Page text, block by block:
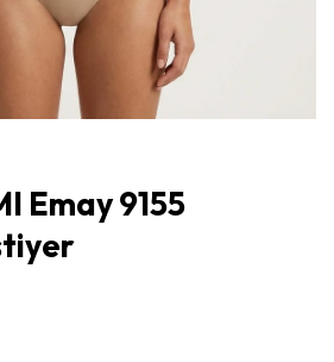
Emay 9155